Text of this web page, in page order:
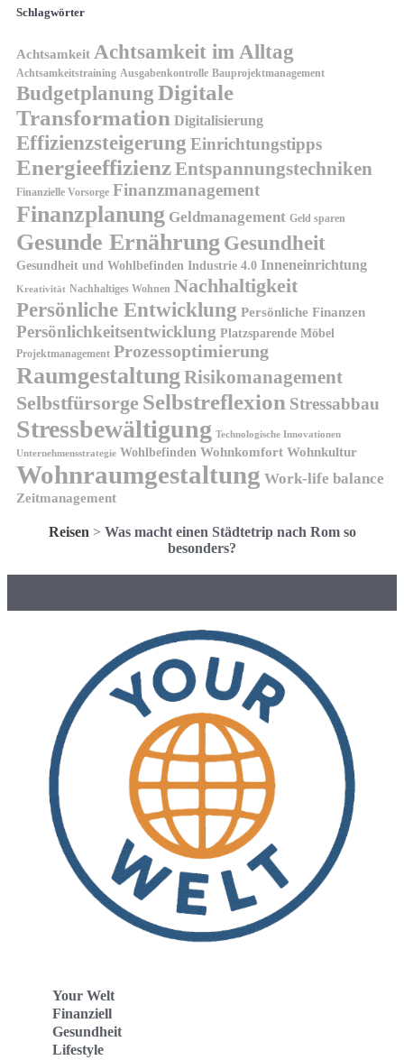
Schlagwörter
Achtsamkeit Achtsamkeit im Alltag
Achtsamkeitstraining Ausgabenkontrolle Bauprojektmanagement
BudgetplanungDigitale
Transformation Digitalisierung
Effizienzsteigerung Einrichtungstipps
EnergieeffizienzEntspannungstechniken
Finanzielle Vorsorge Finanzmanagement
Finanzplanung Geldmanagement Geld sparen
Gesunde Ernährung Gesundheit
Gesundheit und Wohlbefinden Industrie 4.0 Inneneinrichtung
Kreativität Nachhaltiges Wohnen Nachhaltigkeit
Persönliche Entwicklung Persönliche Finanzen
Persönlichkeitsentwicklung Platzsparende Möbel
Projektmanagement Prozessoptimierung
Raumgestaltung Risikomanagement
Selbstfürsorge Selbstreflexion Stressabbau
Stressbewältigung Technologische Innovationen
Unternehmensstrategie Wohlbefinden Wohnkomfort Wohnkultur
Wohnraumgestaltung Work-life balance
Zeitmanagement
Reisen > Was macht einen Städtetrip nach Rom so
besonders?
Your Welt
Finanziell
Gesundheit
Lifestyle